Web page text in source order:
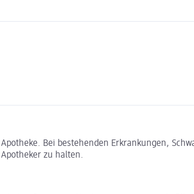
Bei bestehenden Erkrankungen,
zu halten.